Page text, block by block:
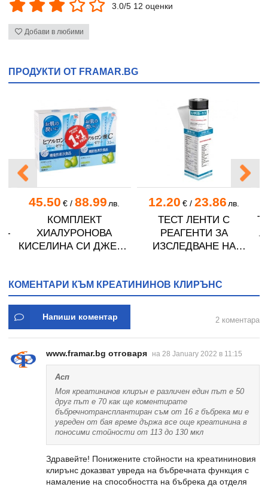
3.0/5 12 оценки
Добави в любими
ПРОДУКТИ ОТ FRAMAR.BG
45.50 €/ 88.99 лв.
КОМПЛЕКТ
ХИАЛУРОНОВА
КИСЕЛИНА СИ ДЖЕЛИ
12.20 €/ 23.86 лв.
ТЕСТ ЛЕНТИ С
РЕАГЕНТИ ЗА
ИЗСЛЕДВАНЕ НА
КОМЕНТАРИ КЪМ КРЕАТИНИНОВ КЛИРЪНС
Напиши коментар 2 коментара
www.framar.bg отговаря на 28 January 2022 в 11:15
Асп
Моя креатининов клирън е различен един път е 50
друг път е 70 как ще коментирате
бъбречнотрансплантиран съм от 16 г бъбрека ми е
увреден от бая време държа все още креатинина в
поносими стойности от 113 до 130 мкл
Здравейте! Понижените стойности на креатининовия
клирънс доказват увреда на бъбречната функция с
намаление на способността на бъбрека да отделя